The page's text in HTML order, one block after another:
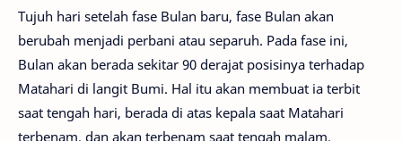
Tujuh hari setelah fase Bulan baru, fase Bulan akan
berubah menjadi perbani atau separuh. Pada fase ini,
Bulan akan berada sekitar 90 derajat posisinya terhadap
Matahari di langit Bumi. Hal itu akan membuat ia terbit
saat tengah hari, berada di atas kepala saat Matahari
terbenam, dan akan terbenam saat tengah malam.